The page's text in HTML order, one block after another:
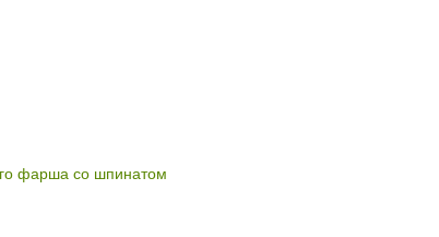
фарша со шпинатом